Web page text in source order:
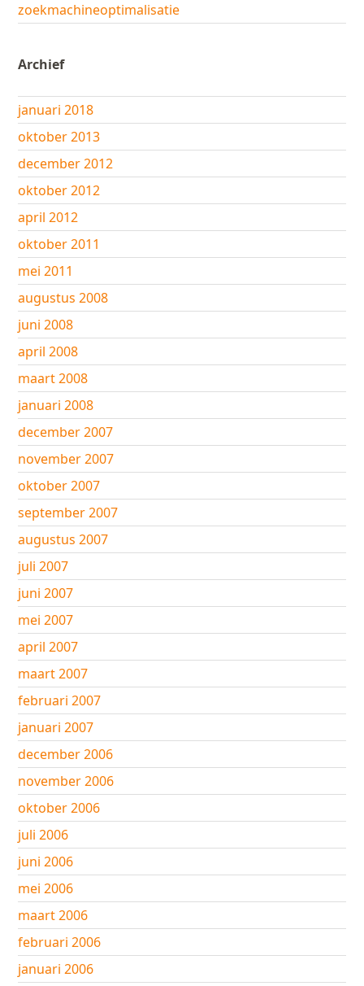
zoekmachineoptimalisatie
Archief
januari 2018
oktober 2013
december 2012
oktober 2012
april 2012
oktober 2011
mei 2011
augustus 2008
juni 2008
april 2008
maart 2008
januari 2008
december 2007
november 2007
oktober 2007
september 2007
augustus 2007
juli 2007
juni 2007
mei 2007
april 2007
maart 2007
februari 2007
januari 2007
december 2006
november 2006
oktober 2006
juli 2006
juni 2006
mei 2006
maart 2006
februari 2006
januari 2006